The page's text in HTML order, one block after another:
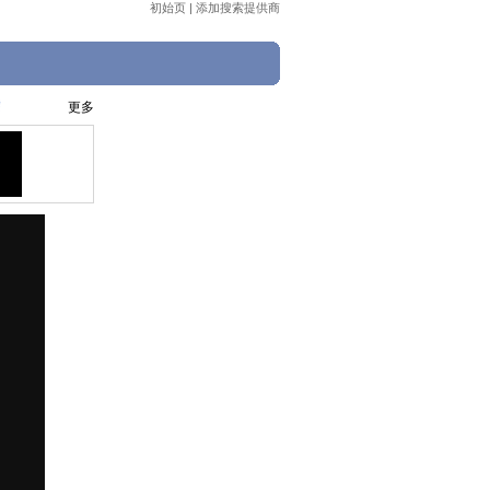
初始页 | 添加搜索提供商
更多